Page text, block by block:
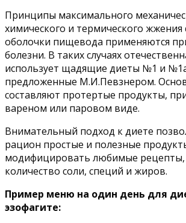
Принципы максимального
химического и термического жжения
оболочки пищевода применяются
болезни. В таких случаях
использует щадящие диеты №1 и
предложенные М.И.Певзнером.
составляют протертые продукты,
вареном или паровом виде.
Внимательный подход к диете
рацион простые и полезные
модифицировать любимые рецепты,
количество соли, специй и жиров.
Пример меню на один день для
эзофагите: